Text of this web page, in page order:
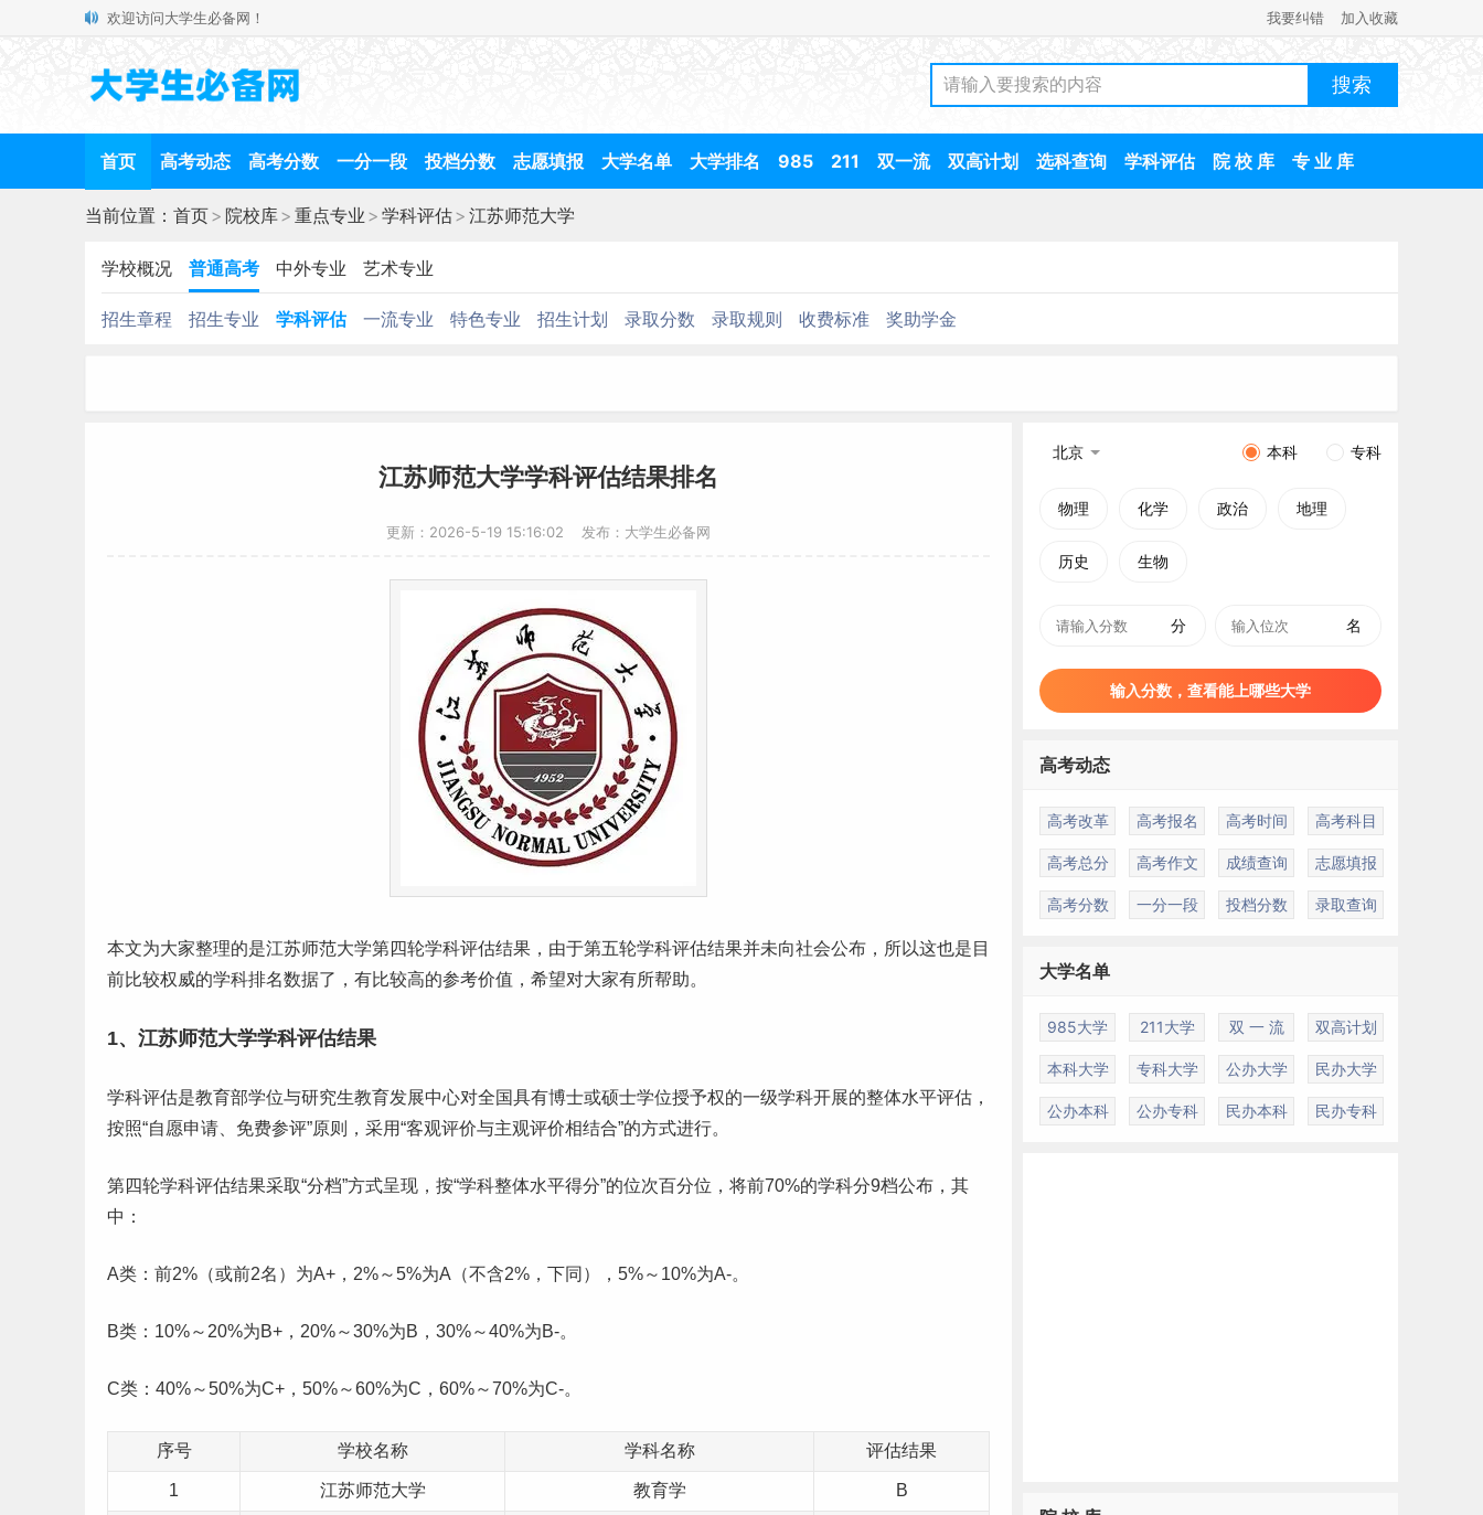
欢迎访问大学生必备网！ 我要纠错 加入收藏
首页 高考动态 高考分数 一分一段 投档分数 志愿填报 大学名单 大学排名 985 211 双一流 双高计划 选科查询 学科评估 院 校 库 专 业 库
当前位置： 首页> 院校库> 重点专业 > 学科评估> 江苏师范大学
学校概况 普通高考 中外专业 艺术专业
招生章程 招生专业 学科评估 一流专业 特色专业 招生计划 录取分数 录取规则 收费标准 奖助学金
江苏师范大学学科评估结果排名
更新：2026-5-19 15:16:02 发布：大学生必备网
本文为大家整理的是江苏师范大学第四轮学科评估结果，由于第五轮学科评估结果并未向社会公布，所以这也是目
前比较权威的学科排名数据了，有比较高的参考价值，希望对大家有所帮助。
1、江苏师范大学学科评估结果
学科评估是教育部学位与研究生教育发展中心对全国具有博士或硕士学位授予权的一级学科开展的整体水平评估，
按照“自愿申请、免费参评”原则，采用“客观评价与主观评价相结合”的方式进行。
第四轮学科评估结果采取“分档”方式呈现，按“学科整体水平得分”的位次百分位，将前70%的学科分9档公布，其
中：
A类：前2%（或前2名）为A+，2%～5%为A（不含2%，下同），5%～10%为A-。
B类：10%～20%为B+，20%～30%为B，30%～40%为B-。
C类：40%～50%为C+，50%～60%为C，60%～70%为C-。
序号 学校名称 学科名称 评估结果
1 江苏师范大学 教育学 B
北京 本科 专科
物理 化学 政治 地理
历史 生物
分 名
输入分数，查看能上哪些大学
高考动态
高考改革 高考报名 高考时间 高考科目
高考总分 高考作文 成绩查询 志愿填报
高考分数 一分一段 投档分数 录取查询
大学名单
985大学 211大学 双 一 流 双高计划
本科大学 专科大学 公办大学 民办大学
公办本科 公办专科 民办本科 民办专科